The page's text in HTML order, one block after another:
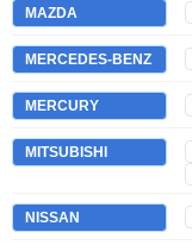
MAZDA
MERCEDES-BENZ
MERCURY
MITSUBISHI
NISSAN